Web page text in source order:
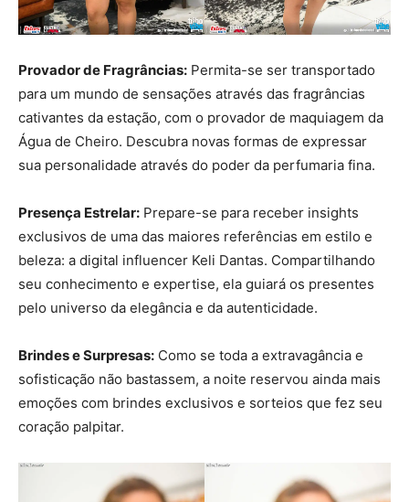
Provador de Fragrâncias: Permita-se ser transportado
para um mundo de sensações através das fragrâncias
cativantes da estação, com o provador de maquiagem da
Água de Cheiro. Descubra novas formas de expressar
sua personalidade através do poder da perfumaria fina.
Presença Estrelar: Prepare-se para receber insights
exclusivos de uma das maiores referências em estilo e
beleza: a digital influencer Keli Dantas. Compartilhando
seu conhecimento e expertise, ela guiará os presentes
pelo universo da elegância e da autenticidade.
Brindes e Surpresas: Como se toda a extravagância e
sofisticação não bastassem, a noite reservou ainda mais
emoções com brindes exclusivos e sorteios que fez seu
coração palpitar.